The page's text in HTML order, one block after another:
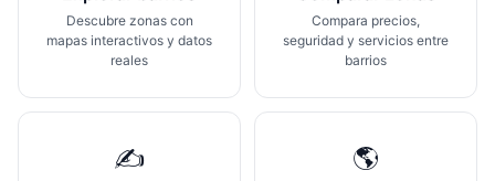
Descubre zonas con
mapas interactivos y datos
reales
Compara precios,
seguridad y servicios entre
barrios
✍️ 🌎